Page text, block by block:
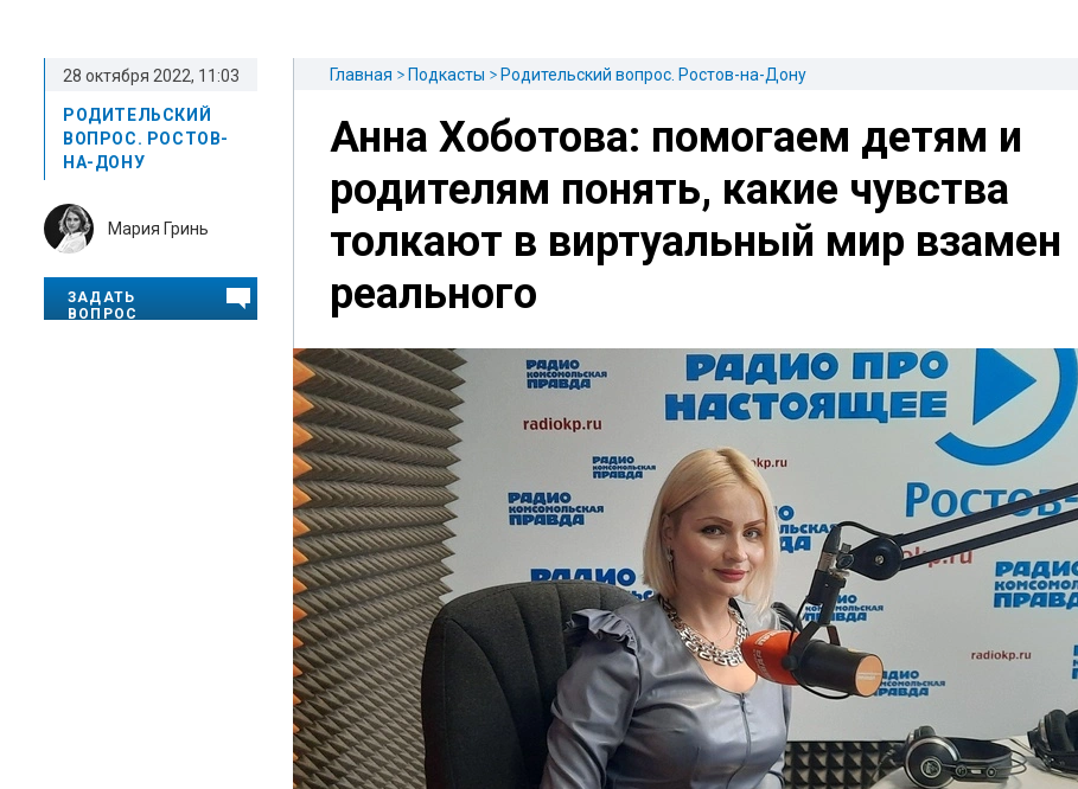
Главная Подкасты Родительский вопрос. Ростов-на-Дону
Анна Хоботова: помогаем детям и
родителям понять, какие чувства
толкают в виртуальный мир взамен
реального
28 октября 2022, 11:03
РОДИТЕЛЬСКИЙ
ВОПРОС. РОСТОВ-
НА-ДОНУ
Мария Гринь
ЗАДАТЬ
ВОПРОС